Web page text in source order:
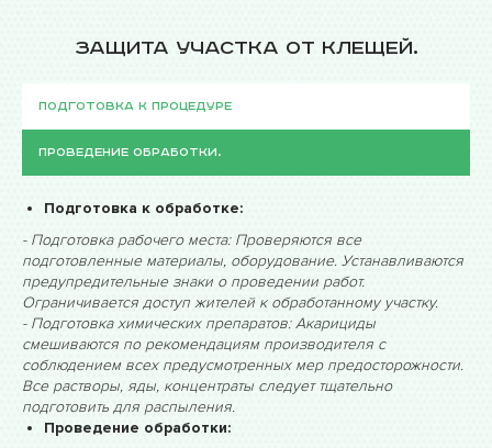
вызывать аллергию.
Защита участка от клещей.
Подготовка к процедуре
Проведение обработки.
Подготовка к обработке:
- Подготовка рабочего места: Проверяются все
подготовленные материалы, оборудование. Устанавливаются
предупредительные знаки о проведении работ.
Ограничивается доступ жителей к обработанному участку.
- Подготовка химических препаратов: Акарициды
смешиваются по рекомендациям производителя с
соблюдением всех предусмотренных мер предосторожности.
Все растворы, яды, концентраты следует тщательно
подготовить для распыления.
Проведение обработки: